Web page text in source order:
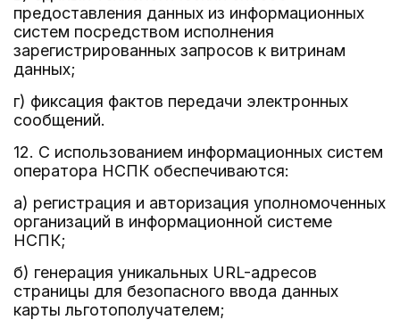
предоставления данных из информационных
систем посредством исполнения
зарегистрированных запросов к витринам
данных;
г) фиксация фактов передачи электронных
сообщений.
12. С использованием информационных систем
оператора НСПК обеспечиваются:
а) регистрация и авторизация уполномоченных
организаций в информационной системе
НСПК;
б) генерация уникальных URL-адресов
страницы для безопасного ввода данных
карты льготополучателем;